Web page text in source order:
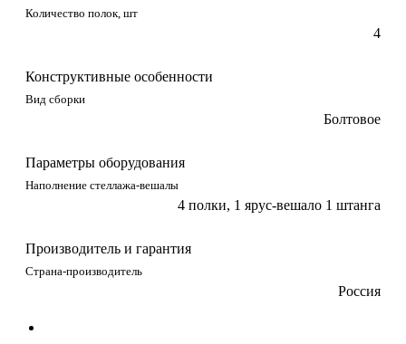
Количество полок, шт
4
Конструктивные особенности
Вид сборки
Болтовое
Параметры оборудования
Наполнение стеллажа-вешалы
4 полки, 1 ярус-вешало 1 штанга
Производитель и гарантия
Страна-производитель
Россия